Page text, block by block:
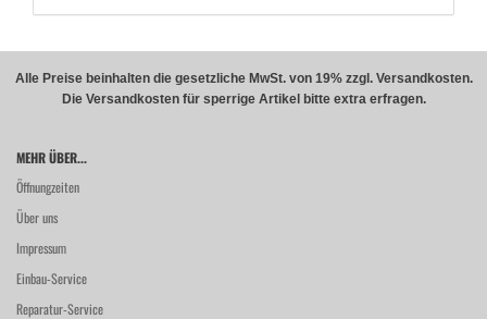
Alle Preise beinhalten die gesetzliche MwSt. von 19% zzgl. Versandkosten.
Die Versandkosten für sperrige Artikel bitte extra erfragen.
MEHR ÜBER...
Öffnungzeiten
Über uns
Impressum
Einbau-Service
Reparatur-Service